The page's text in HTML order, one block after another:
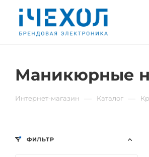
Маникюрные
Интернет-магазин Каталог
ФИЛЬТР